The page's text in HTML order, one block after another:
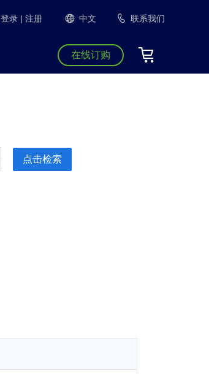
登录 | 注册 中文 联系我们
在线订购